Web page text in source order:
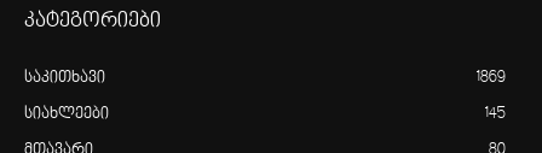
კატეგორიები
საკითხავი 1869
სიახლეები 145